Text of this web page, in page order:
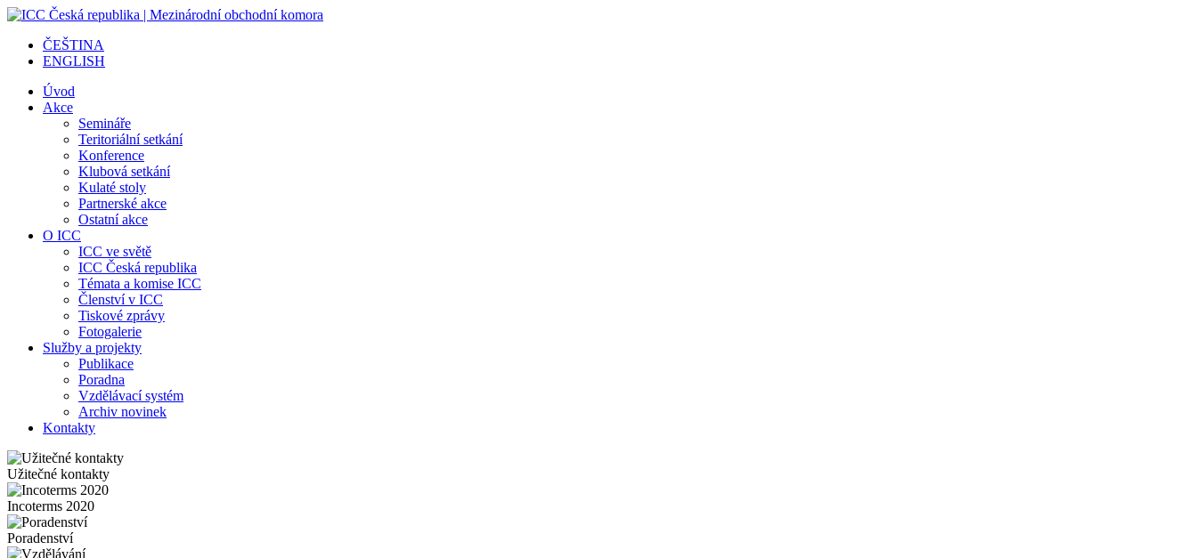
ČEŠTINA
ENGLISH
Úvod
Akce
Semináře
Teritoriální setkání
Konference
Klubová setkání
Kulaté stoly
Partnerské akce
Ostatní akce
O ICC
ICC ve světě
ICC Česká republika
Témata a komise ICC
Členství v ICC
Tiskové zprávy
Fotogalerie
Služby a projekty
Publikace
Poradna
Vzdělávací systém
Archiv novinek
Kontakty
Užitečné kontakty
Incoterms 2020
Poradenství